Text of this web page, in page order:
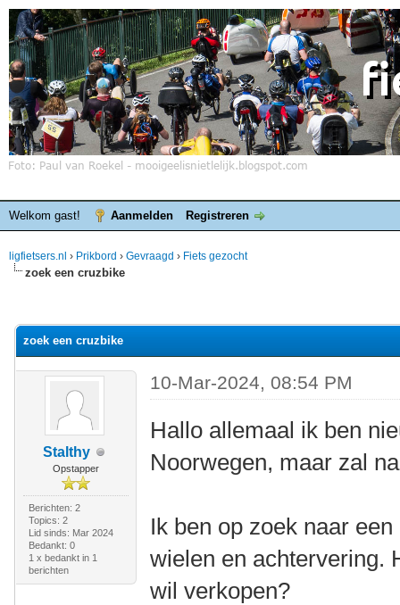
Welkom gast! Aanmelden Registreren
ligfietsers.nl › Prikbord › Gevraagd › Fiets gezocht
zoek een cruzbike
zoek een cruzbike
Stalthy
Opstapper
Berichten: 2
Topics: 2
Lid sinds: Mar 2024
Bedankt: 0
1 x bedankt in 1
berichten
10-Mar-2024, 08:54 PM
Hallo allemaal ik ben
Noorwegen, maar zal
Ik ben op zoek naar
wielen en achtervering.
wil verkopen?